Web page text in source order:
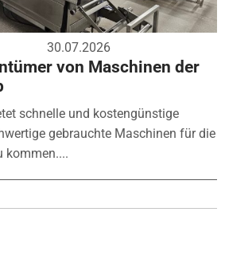
30.07.2026
von Maschinen der
schnelle und kostengünstige
gebrauchte Maschinen für die
kommen....